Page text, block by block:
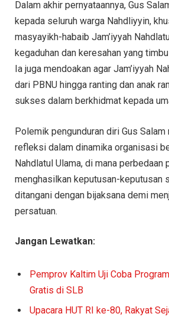
Dalam akhir pernyataannya, Gus
kepada seluruh warga Nahdliyyin,
masyayikh-habaib Jam’iyyah
kegaduhan dan keresahan yang
Ia juga mendoakan agar Jam’iyyah
dari PBNU hingga ranting dan anak
sukses dalam berkhidmat kepada
Polemik pengunduran diri Gus
refleksi dalam dinamika organisasi
Nahdlatul Ulama, di mana perbedaan
menghasilkan keputusan-keputusan
ditangani dengan bijaksana demi
persatuan.
Jangan Lewatkan:
Pemprov Kaltim Uji Coba
Gratis di SLB
Upacara HUT RI ke-80, Rakyat